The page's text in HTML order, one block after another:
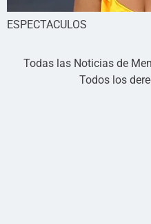
ESPECTACULOS
Todas las Noticias de
Todos los